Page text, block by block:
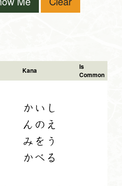
Kana
Is
Common
かいし
んのえ
みをう
かべる